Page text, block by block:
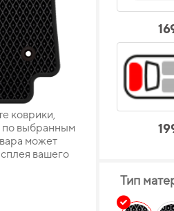
коврики,
по выбранным
может
вашего
Тип